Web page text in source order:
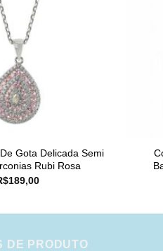
Gota Delicada Semi
Rubi Rosa
189,00
DE PRODUTO